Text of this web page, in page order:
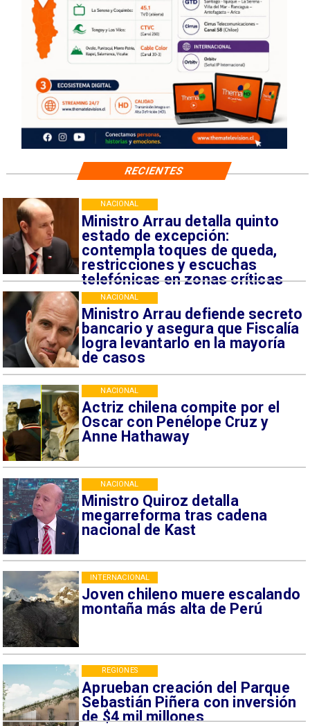
Ministro Arrau detalla quinto
estado de excepción:
contempla toques de queda,
restricciones y escuchas
telefónicas en zonas críticas
NACIONAL
Ministro Arrau defiende secreto
bancario y asegura que Fiscalía
logra levantarlo en la mayoría
de casos
NACIONAL
Actriz chilena compite por el
Oscar con Penélope Cruz y
Anne Hathaway
NACIONAL
Ministro Quiroz detalla
megarreforma tras cadena
nacional de Kast
NACIONAL
Joven chileno muere escalando
montaña más alta de Perú
INTERNACIONAL
Aprueban creación del Parque
Sebastián Piñera con inversión
de $4 mil millones
REGIONES
RECIENTES